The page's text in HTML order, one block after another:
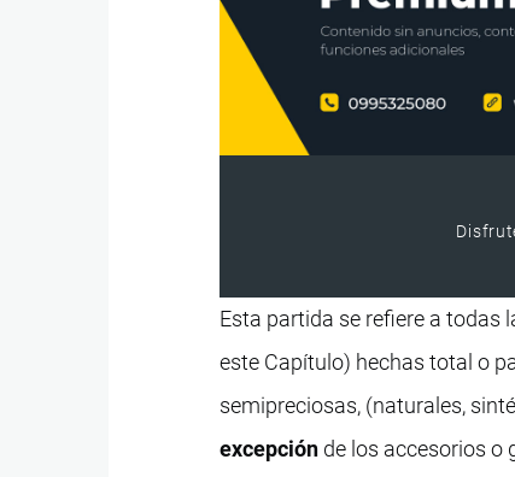
Esta partida se refiere a todas
este Capítulo) hechas total o
semipreciosas, (naturales,
excepción de los accesorios o